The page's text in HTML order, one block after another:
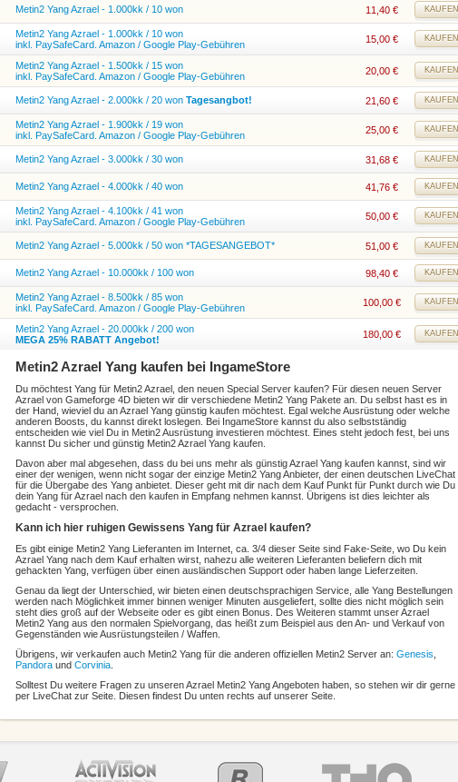
Metin2 Yang Azrael - 1.000kk / 10 won 11,40 € KAUFEN
Metin2 Yang Azrael - 1.000kk / 10 won
inkl. PaySafeCard. Amazon / Google Play-Gebühren
15,00 € KAUFEN
Metin2 Yang Azrael - 1.500kk / 15 won
inkl. PaySafeCard. Amazon / Google Play-Gebühren
20,00 € KAUFEN
Metin2 Yang Azrael - 2.000kk / 20 won Tagesangbot! 21,60 € KAUFEN
Metin2 Yang Azrael - 1.900kk / 19 won
inkl. PaySafeCard. Amazon / Google Play-Gebühren
25,00 € KAUFEN
Metin2 Yang Azrael - 3.000kk / 30 won 31,68 € KAUFEN
Metin2 Yang Azrael - 4.000kk / 40 won 41,76 € KAUFEN
Metin2 Yang Azrael - 4.100kk / 41 won
inkl. PaySafeCard. Amazon / Google Play-Gebühren
50,00 € KAUFEN
Metin2 Yang Azrael - 5.000kk / 50 won *TAGESANGEBOT* 51,00 € KAUFEN
Metin2 Yang Azrael - 10.000kk / 100 won 98,40 € KAUFEN
Metin2 Yang Azrael - 8.500kk / 85 won
inkl. PaySafeCard. Amazon / Google Play-Gebühren
100,00 € KAUFEN
Metin2 Yang Azrael - 20.000kk / 200 won
MEGA 25% RABATT Angebot!
180,00 € KAUFEN
Metin2 Azrael Yang kaufen bei IngameStore
Du möchtest Yang für Metin2 Azrael, den neuen Special Server kaufen? Für diesen neuen Server
Azrael von Gameforge 4D bieten wir dir verschiedene Metin2 Yang Pakete an. Du selbst hast es in
der Hand, wieviel du an Azrael Yang günstig kaufen möchtest. Egal welche Ausrüstung oder welche
anderen Boosts, du kannst direkt loslegen. Bei IngameStore kannst du also selbstständig
entscheiden wie viel Du in Metin2 Ausrüstung investieren möchtest. Eines steht jedoch fest, bei uns
kannst Du sicher und günstig Metin2 Azrael Yang kaufen.
Davon aber mal abgesehen, dass du bei uns mehr als günstig Azrael Yang kaufen kannst, sind wir
einer der wenigen, wenn nicht sogar der einzige Metin2 Yang Anbieter, der einen deutschen LiveChat
für die Übergabe des Yang anbietet. Dieser geht mit dir nach dem Kauf Punkt für Punkt durch wie Du
dein Yang für Azrael nach den kaufen in Empfang nehmen kannst. Übrigens ist dies leichter als
gedacht - versprochen.
Kann ich hier ruhigen Gewissens Yang für Azrael kaufen?
Es gibt einige Metin2 Yang Lieferanten im Internet, ca. 3/4 dieser Seite sind Fake-Seite, wo Du kein
Azrael Yang nach dem Kauf erhalten wirst, nahezu alle weiteren Lieferanten beliefern dich mit
gehackten Yang, verfügen über einen ausländischen Support oder haben lange Lieferzeiten.
Genau da liegt der Unterschied, wir bieten einen deutschsprachigen Service, alle Yang Bestellungen
werden nach Möglichkeit immer binnen weniger Minuten ausgeliefert, sollte dies nicht möglich sein
steht dies groß auf der Webseite oder es gibt einen Bonus. Des Weiteren stammt unser Azrael
Metin2 Yang aus den normalen Spielvorgang, das heißt zum Beispiel aus den An- und Verkauf von
Gegenständen wie Ausrüstungsteilen / Waffen.
Übrigens, wir verkaufen auch Metin2 Yang für die anderen offiziellen Metin2 Server an: Genesis
Pandora und Corvinia
Solltest Du weitere Fragen zu unseren Azrael Metin2 Yang Angeboten haben, so stehen wir dir gerne
per LiveChat zur Seite. Diesen findest Du unten rechts auf unserer Seite.